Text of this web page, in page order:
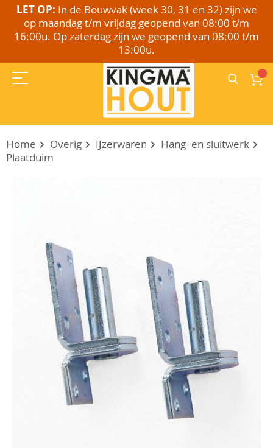
LET OP: In de Bouwvak (week 30, 31 en 32) zijn we
op maandag t/m vrijdag geopend van 08:00 t/m
16:00u. Op zaterdag zijn we geopend van 08:00 t/m
13:00u.
Home Overig IJzerwaren
Hang- en sluitwerk
Plaatduim
afbeeldingen-